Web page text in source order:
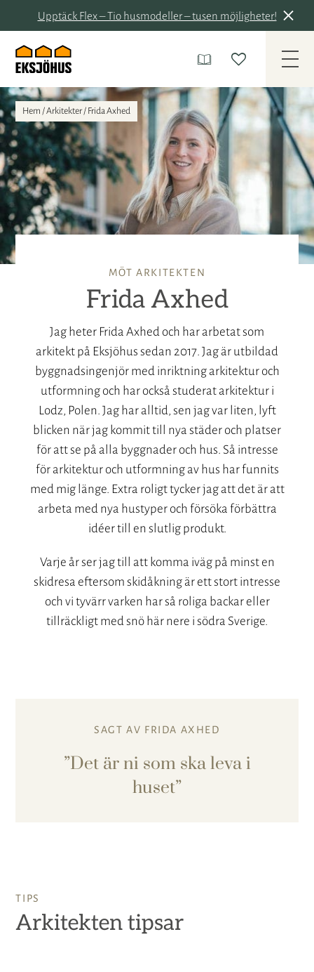
Upptäck Flex – Tio husmodeller – tusen möjligheter!
Hem /Arkitekter/ Frida Axhed
MÖT ARKITEKTEN
Frida Axhed
Jag heter Frida Axhed och har arbetat som
arkitekt på Eksjöhus sedan 2017. Jag är utbildad
byggnadsingenjör med inriktning arkitektur och
utformning och har också studerat arkitektur i
Lodz, Polen. Jag har alltid, sen jag var liten, lyft
blicken när jag kommit till nya städer och platser
för att se på alla byggnader och hus. Så intresse
för arkitektur och utformning av hus har funnits
med mig länge. Extra roligt tycker jag att det är att
arbeta med nya hustyper och försöka förbättra
idéer till en slutlig produkt.
Varje år ser jag till att komma iväg på minst en
skidresa eftersom skidåkning är ett stort intresse
och vi tyvärr varken har så roliga backar eller
tillräckligt med snö här nere i södra Sverige.
SAGT AV FRIDA AXHED
Det är ni som ska leva i
huset
TIPS
Arkitekten tipsar